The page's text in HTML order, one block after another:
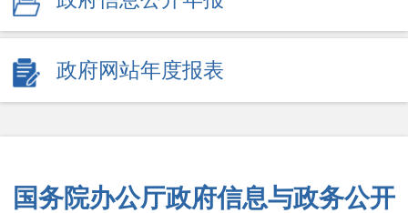
政府网站年度报表
国务院办公厅政府信息与政务公开